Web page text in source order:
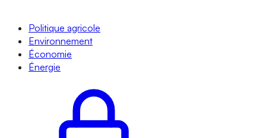
Politique agricole
Environnement
Économie
Énergie